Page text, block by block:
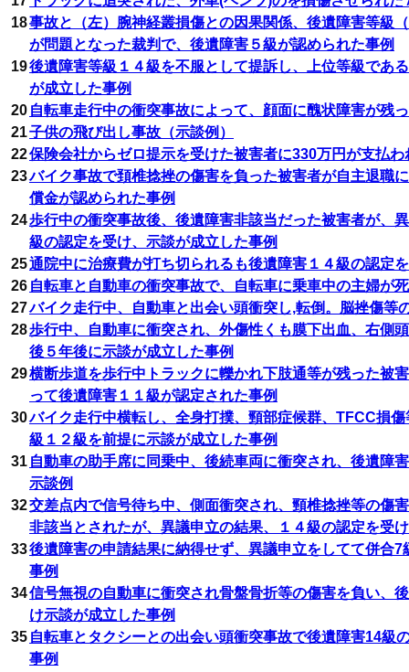
18事故と（左）腕神経叢損傷との因果関係、後遺障害等級
が問題となった裁判で、後遺障害５級が認められた事例
19後遺障害等級１４級を不服として提訴し、上位等級であ
が成立した事例
20 自転車走行中の衝突事故によって、顔面に醜状障害が残
21子供の飛び出し事故（示談例）
22保険会社からゼロ提示を受けた被害者に330万円が支払わ
23バイク事故で頚椎捻挫の傷害を負った被害者が自主退職
償金が認められた事例
24歩行中の衝突事故後、後遺障害非該当だった被害者が、
級の認定を受け、示談が成立した事例
25通院中に治療費が打ち切られるも後遺障害１４級の認定
26 自転車と自動車の衝突事故で、自転車に乗車中の主婦が
27バイク走行中、自動車と出会い頭衝突し,転倒。脳挫傷等
28歩行中、自動車に衝突され、外傷性くも膜下出血、右側
後５年後に示談が成立した事例
29横断歩道を歩行中トラックに轢かれ下肢通等が残った被
って後遺障害１１級が認定された事例
30バイク走行中横転し、全身打撲、頸部症候群、TFCC損
級１２級を前提に示談が成立した事例
31 自動車の助手席に同乗中、後続車両に衝突され、後遺障
示談例
32交差点内で信号待ち中、側面衝突され、頸椎捻挫等の傷
非該当とされたが、異議申立の結果、１４級の認定を受
33後遺障害の申請結果に納得せず、異議申立をしてて併合
事例
34信号無視の自動車に衝突され骨盤骨折等の傷害を負い、
け示談が成立した事例
35 自転車とタクシーとの出会い頭衝突事故で後遺障害14級
事例